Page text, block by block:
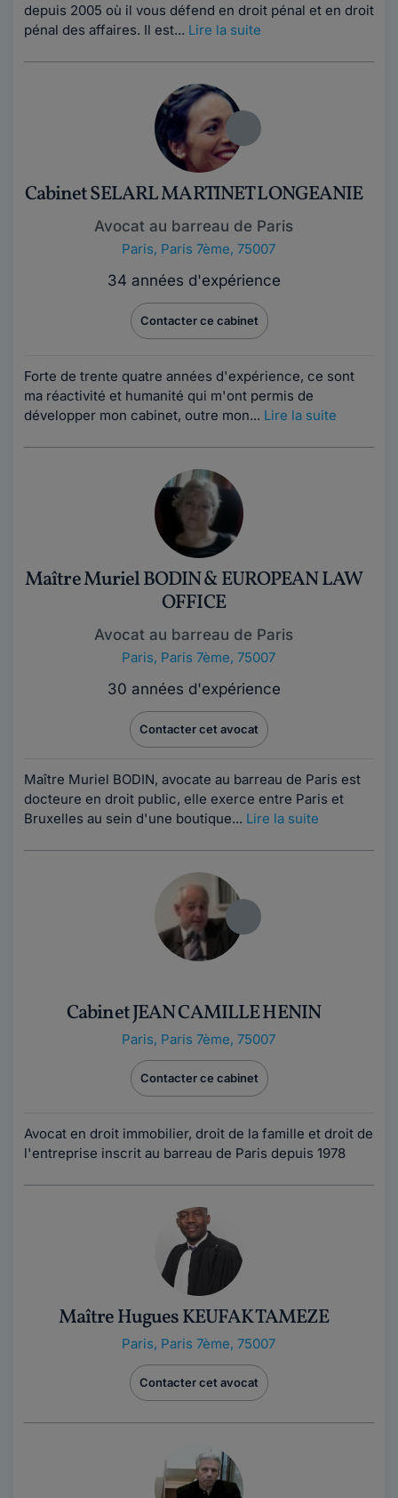
depuis 2005 où il vous défend en droit pénal et en droit
pénal des affaires. Il est... Lire la suite
Cabinet SELARL MARTINET LONGEANIE
Avocat au barreau de Paris
Paris, Paris 7ème, 75007
34 années d'expérience
Contacter ce cabinet
Forte de trente quatre années d'expérience, ce sont
ma réactivité et humanité qui m'ont permis de
développer mon cabinet, outre mon... Lire la suite
Maître Muriel BODIN & EUROPEAN LAW
OFFICE
Avocat au barreau de Paris
Paris, Paris 7ème, 75007
30 années d'expérience
Contacter cet avocat
Maître Muriel BODIN, avocate au barreau de Paris est
docteure en droit public, elle exerce entre Paris et
Bruxelles au sein d'une boutique... Lire la suite
Cabinet JEAN CAMILLE HENIN
Paris, Paris 7ème, 75007
Contacter ce cabinet
Avocat en droit immobilier, droit de la famille et droit de
l'entreprise inscrit au barreau de Paris depuis 1978
Maître Hugues KEUFAK TAMEZE
Paris, Paris 7ème, 75007
Contacter cet avocat